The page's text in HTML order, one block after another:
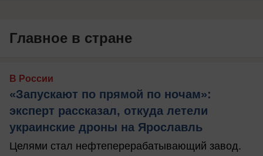
Главное в стране
В России
«Запускают по прямой по ночам»:
эксперт рассказал, откуда летели
украинские дроны на Ярославль
Целями стал нефтеперерабатывающий завод.